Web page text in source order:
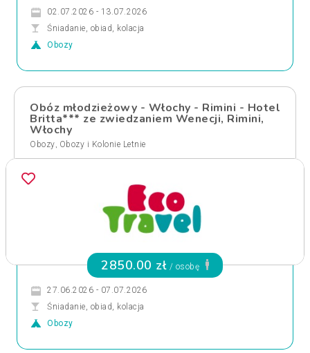
02.07.2026 - 13.07.2026
Śniadanie, obiad, kolacja
Obozy
Obóz młodzieżowy - Włochy - Rimini - Hotel
Britta*** ze zwiedzaniem Wenecji, Rimini,
Włochy
Obozy, Obozy i Kolonie Letnie
2850.00 zł / osobę
27.06.2026 - 07.07.2026
Śniadanie, obiad, kolacja
Obozy